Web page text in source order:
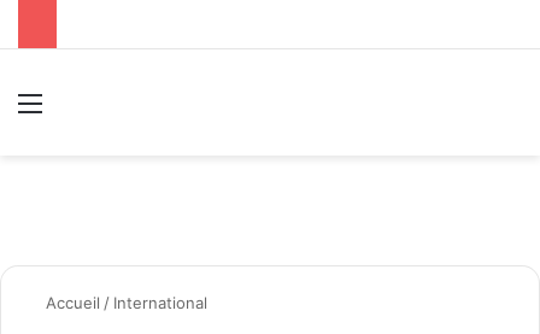
Accueil / International